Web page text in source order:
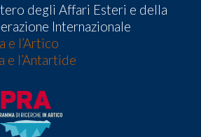
degli Affari Esteri e della
Internazionale
e l’Artico
e l’Antartide